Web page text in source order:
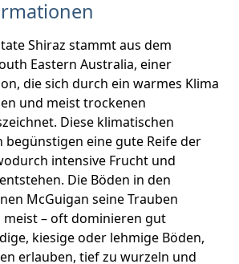
Shiraz stammt aus dem
Eastern Australia, einer
die sich durch ein warmes Klima
und meist trockenen
Diese klimatischen
begünstigen eine gute Reife der
intensive Frucht und
Die Böden in den
McGuigan seine Trauben
meist – oft dominieren gut
kiesige oder lehmige Böden,
erlauben, tief zu wurzeln und